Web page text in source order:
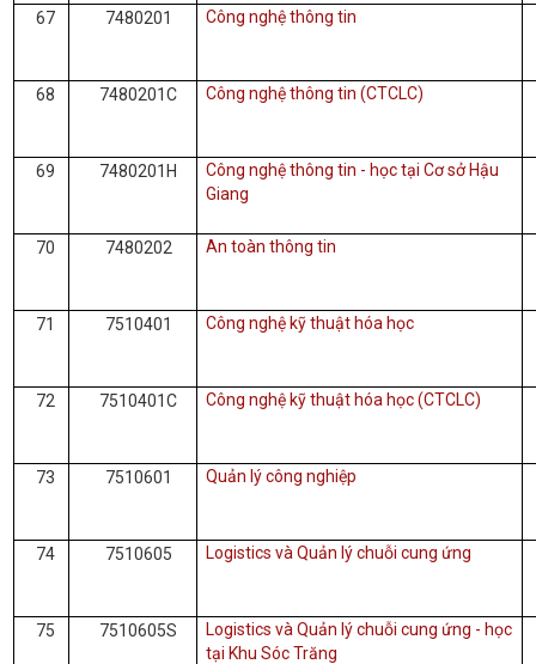
67 7480201 Công nghệ thông tin
68 7480201C Công nghệ thông tin (CTCLC)
69 7480201H
Công nghệ thông tin - học tại Cơ sở Hậu
Giang
70 7480202 An toàn thông tin
71 7510401 Công nghệ kỹ thuật hóa học
72 7510401C Công nghệ kỹ thuật hóa học (CTCLC)
73 7510601 Quản lý công nghiệp
74 7510605 Logistics và Quản lý chuỗi cung ứng
75 7510605S
Logistics và Quản lý chuỗi cung ứng - học
tại Khu Sóc Trăng